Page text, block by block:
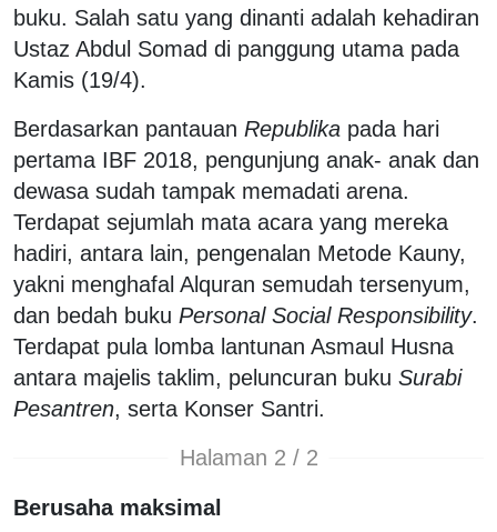
buku. Salah satu yang dinanti adalah kehadiran
Ustaz Abdul Somad di panggung utama pada
Kamis (19/4).
Berdasarkan pantauan Republika pada hari
pertama IBF 2018, pengunjung anak- anak dan
dewasa sudah tampak memadati arena.
Terdapat sejumlah mata acara yang mereka
hadiri, antara lain, pengenalan Metode Kauny,
yakni menghafal Alquran semudah tersenyum,
dan bedah buku Personal Social Responsibility.
Terdapat pula lomba lantunan Asmaul Husna
antara majelis taklim, peluncuran buku Surabi
Pesantren, serta Konser Santri.
Halaman 2 / 2
Berusaha maksimal